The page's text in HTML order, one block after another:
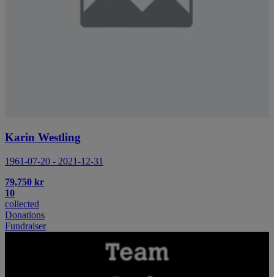
Karin Westling
1961-07-20 - 2021-12-31
79,750 kr
10
collected
Donations
Fundraiser